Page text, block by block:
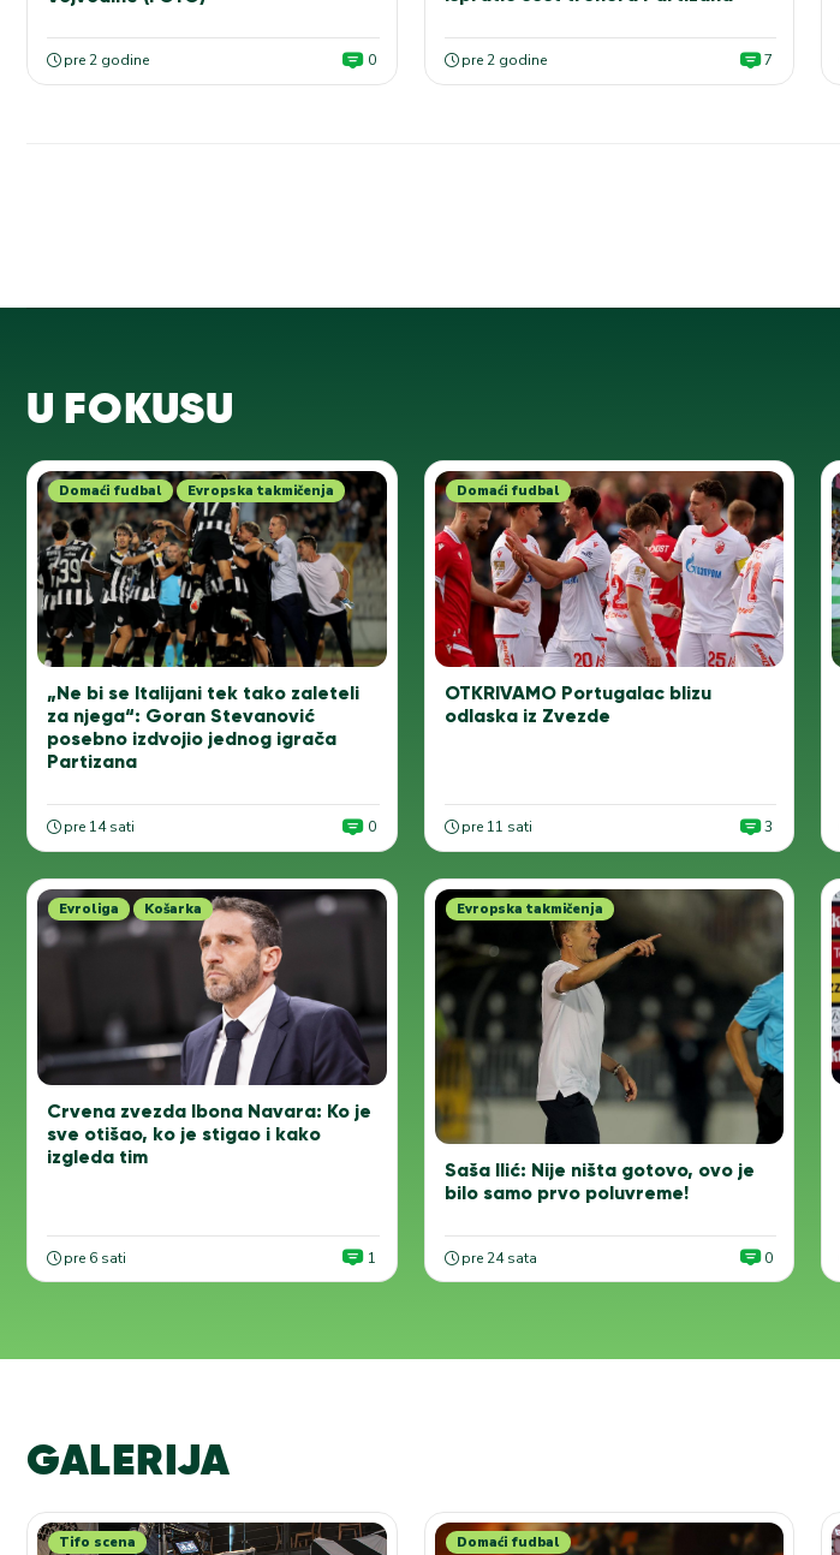
pre 2 godine 0 pre 2 godine 7
U FOKUSU
Domaći fudbal Evropska takmičenja
„Ne bi se Italijani tek tako zaleteli
za njega“: Goran Stevanović
posebno izdvojio jednog igrača
Partizana
pre 14 sati 0
Domaći fudbal
OTKRIVAMO Portugalac blizu
odlaska iz Zvezde
pre 11 sati 3
Evroliga Košarka
Crvena zvezda Ibona Navara: Ko je
sve otišao, ko je stigao i kako
izgleda tim
pre 6 sati 1
Evropska takmičenja
Saša Ilić: Nije ništa gotovo, ovo je
bilo samo prvo poluvreme!
pre 24 sata 0
GALERIJA
Tifo scena Domaći fudbal